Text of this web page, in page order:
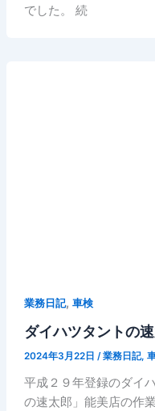
でした。 続
業務日記, 車検
ダイハツタントの
2024年3月22日 /業務日記,
平成２９年登録のダイ
の速太郎」能美店の作